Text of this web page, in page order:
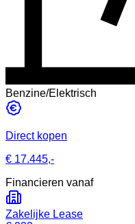
Benzine/Elektrisch
Direct kopen
€ 17.445,-
Financieren vanaf
Zakelijke Lease